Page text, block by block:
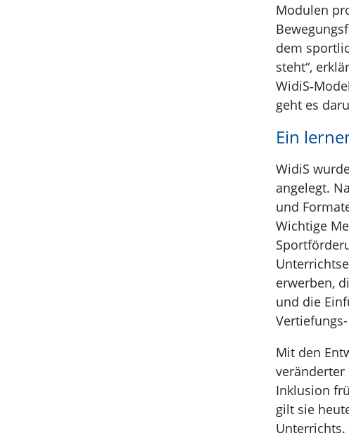
Modulen
dem
steht“,
geht es
Ein
WidiS
angelegt.
und
Wichtige
erwerben,
und die
Mit den
Inklusion
gilt sie
Unterrichts.